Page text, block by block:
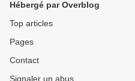
Hébergé par Overblog
Top articles
Pages
Contact
Signaler un abus